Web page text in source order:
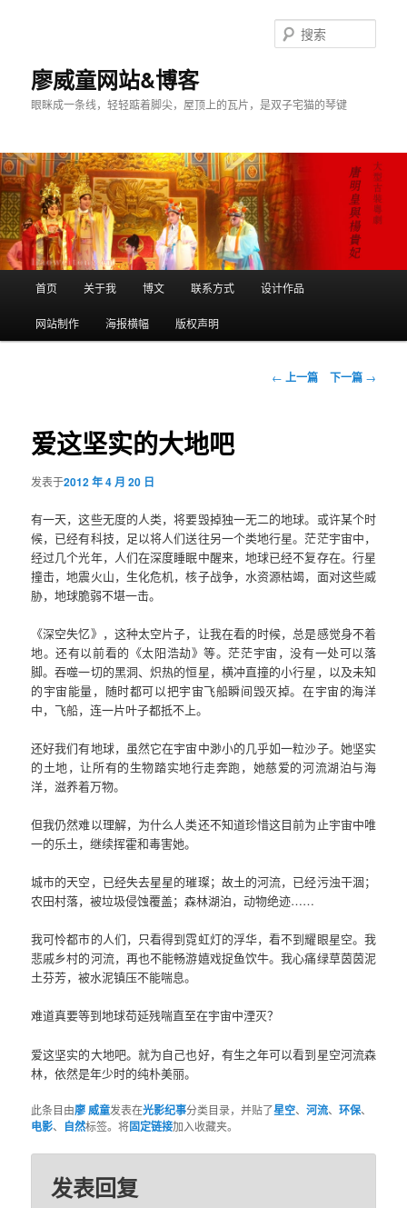
廖威童网站&博客
眼眯成一条线，轻轻踮着脚尖，屋顶上的瓦片，是双子宅猫的琴键
索
跳
至
容
区
域
首页 关于我 博文 联系方式 设计作品
网站制作 海报横幅 版权声明
文
← 上一篇 下一篇 →
爱这坚实的大地吧
发表于2012 年 4 月 20 日
有一天，这些无度的人类，将要毁掉独一无二的地球。或许某个时
候，已经有科技，足以将人们送往另一个类地行星。茫茫宇宙中，
经过几个光年，人们在深度睡眠中醒来，地球已经不复存在。行星
撞击，地震火山，生化危机，核子战争，水资源枯竭，面对这些威
胁，地球脆弱不堪一击。
《深空失忆》，这种太空片子，让我在看的时候，总是感觉身不着
地。还有以前看的《太阳浩劫》等。茫茫宇宙，没有一处可以落
脚。吞噬一切的黑洞、炽热的恒星，横冲直撞的小行星，以及未知
的宇宙能量，随时都可以把宇宙飞船瞬间毁灭掉。在宇宙的海洋
中，飞船，连一片叶子都抵不上。
还好我们有地球，虽然它在宇宙中渺小的几乎如一粒沙子。她坚实
的土地，让所有的生物踏实地行走奔跑，她慈爱的河流湖泊与海
洋，滋养着万物。
但我仍然难以理解，为什么人类还不知道珍惜这目前为止宇宙中唯
一的乐土，继续挥霍和毒害她。
城市的天空，已经失去星星的璀璨；故土的河流，已经污浊干涸；
农田村落，被垃圾侵蚀覆盖；森林湖泊，动物绝迹……
我可怜都市的人们，只看得到霓虹灯的浮华，看不到耀眼星空。我
悲戚乡村的河流，再也不能畅游嬉戏捉鱼饮牛。我心痛绿草茵茵泥
土芬芳，被水泥镇压不能喘息。
难道真要等到地球苟延残喘直至在宇宙中湮灭？
爱这坚实的大地吧。就为自己也好，有生之年可以看到星空河流森
林，依然是年少时的纯朴美丽。
此条目由廖 威童发表在光影纪事分类目录，并贴了星空、河流、环保、
电影、 自然标签。将固定链接加入收藏夹。
发表回复